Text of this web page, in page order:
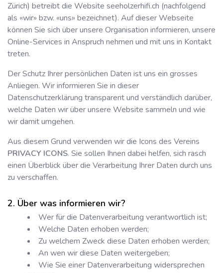
Zürich) betreibt die Website seeholzerhifi.ch (nachfolgend
als «wir» bzw. «uns» bezeichnet). Auf dieser Webseite
können Sie sich über unsere Organisation informieren, unsere
Online-Services in Anspruch nehmen und mit uns in Kontakt
treten.
Der Schutz Ihrer persönlichen Daten ist uns ein grosses
Anliegen. Wir informieren Sie in dieser
Datenschutzerklärung transparent und verständlich darüber,
welche Daten wir über unsere Website sammeln und wie
wir damit umgehen.
Aus diesem Grund verwenden wir die Icons des Vereins
PRIVACY ICONS. Sie sollen Ihnen dabei helfen, sich rasch
einen Überblick über die Verarbeitung Ihrer Daten durch uns
zu verschaffen.
Über was informieren wir?
Wer für die Datenverarbeitung verantwortlich ist;
Welche Daten erhoben werden;
Zu welchem Zweck diese Daten erhoben werden;
An wen wir diese Daten weitergeben;
Wie Sie einer Datenverarbeitung widersprechen